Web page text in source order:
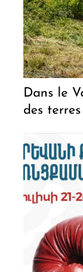
Dans le
des